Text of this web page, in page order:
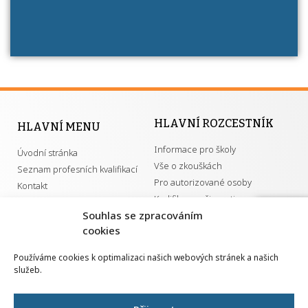
Souhlas se zpracováním
cookies
Používáme cookies k optimalizaci našich webových stránek a našich
služeb.
HLAVNÍ MENU
Úvodní stránka
Seznam profesních kvalifikací
Kontakt
HLAVNÍ ROZCESTNÍK
Informace pro školy
Vše o zkouškách
Pro autorizované osoby
Kvalifikace a živnosti
GDPR
Národní pedagogický institut ČR